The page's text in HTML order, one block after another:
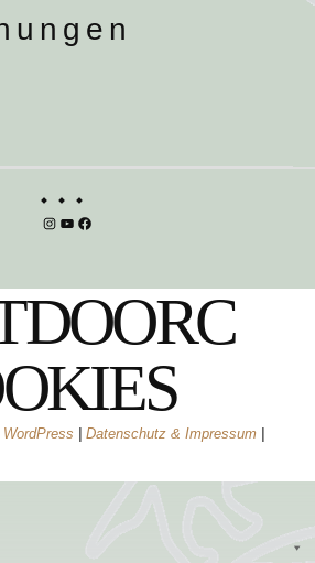
Instagram
YouTube
Facebook
Datenschutz & Impressum